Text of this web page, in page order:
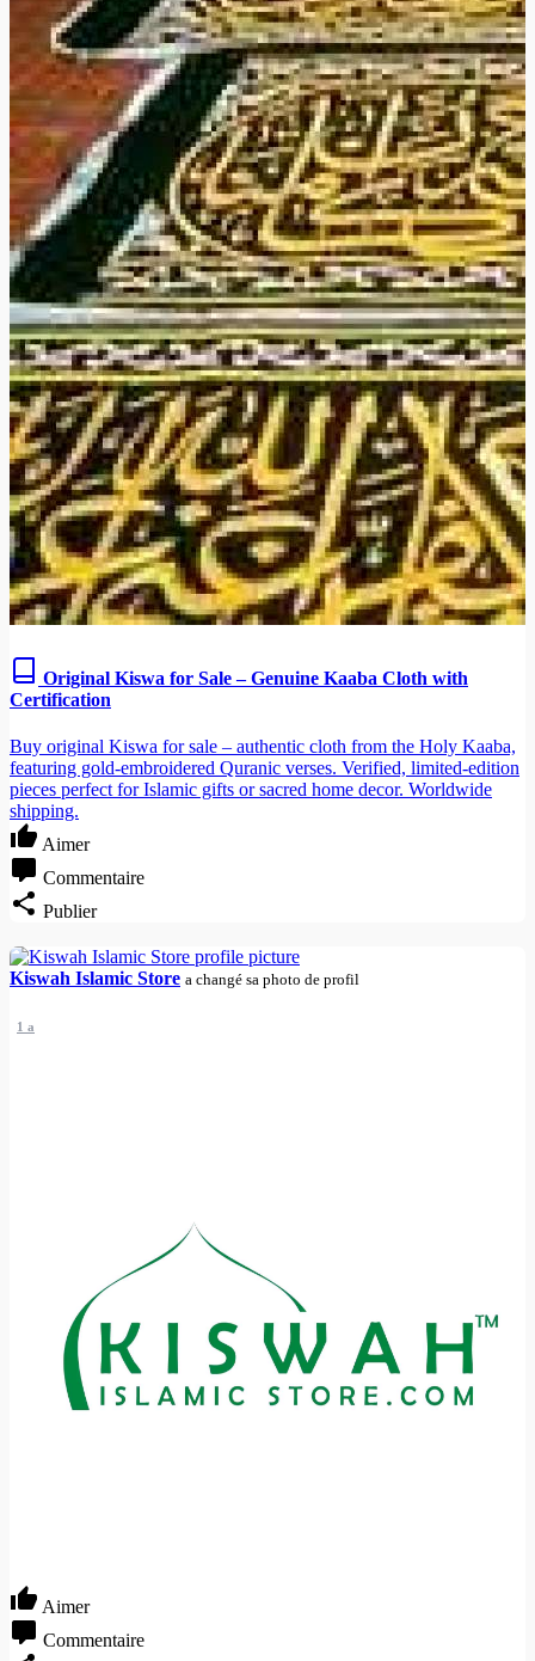
Original Kiswa for Sale – Genuine Kaaba Cloth with
Certification
Buy original Kiswa for sale – authentic cloth from the Holy Kaaba,
featuring gold-embroidered Quranic verses. Verified, limited-edition
pieces perfect for Islamic gifts or sacred home decor. Worldwide
shipping.
Aimer
Commentaire
Publier
Kiswah Islamic Store a changé sa photo de profil
1 a
Aimer
Commentaire